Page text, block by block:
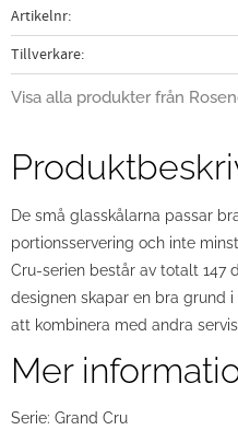
Artikelnr
Tillverkare
Visa alla produkter från
De små glasskålarna passar
portionsservering och inte
Cru-serien består av totalt 147
designen skapar en bra grund
att kombinera med andra
Mer
Serie: Grand Cru